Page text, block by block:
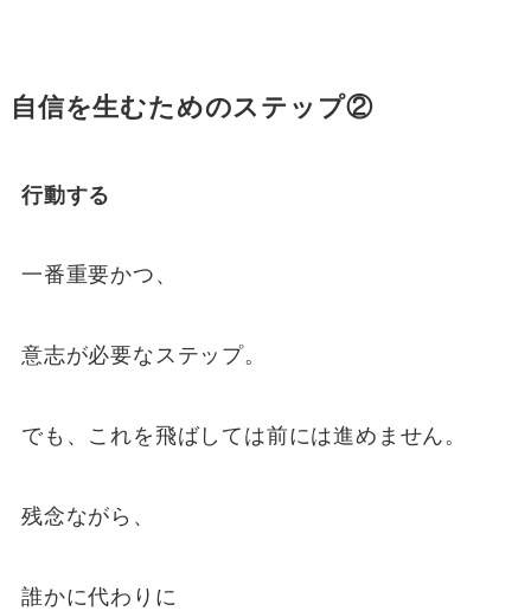
自信を生むためのステップ②
行動する
一番重要かつ、
意志が必要なステップ。
でも、これを飛ばしては前には進めません。
残念ながら、
誰かに代わりに